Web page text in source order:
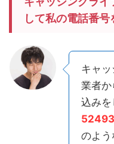
して私の電話番号
キャ
業者か
込みを
52493
のよう